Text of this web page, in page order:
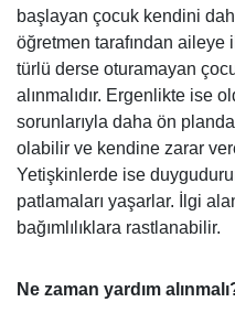
başlayan çocuk kendini
öğretmen tarafından aileye
türlü derse oturamayan
alınmalıdır. Ergenlikte ise
sorunlarıyla daha ön
olabilir ve kendine zarar
Yetişkinlerde ise
patlamaları yaşarlar. İlgi
bağımlılıklara rastlanabilir.
Ne zaman yardım